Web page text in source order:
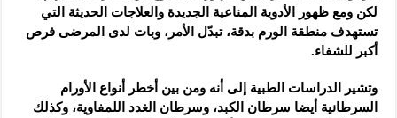
لكن ومع ظهور الأدوية المناعية الجديدة والعلاجات الحديثة التي
تستهدف منطقة الورم بدقة، تبدّل الأمر، وبات لدى المرضى فرص
أكبر للشفاء.
وتشير الدراسات الطبية إلى أنه ومن بين أخطر أنواع الأورام
السرطانية أيضا سرطان الكبد، وسرطان الغدد اللمفاوية، وكذلك